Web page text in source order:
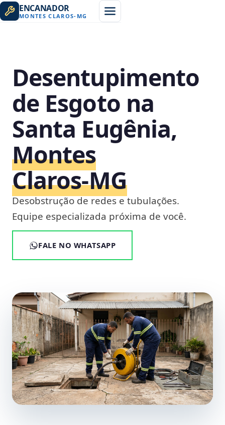
ENCANADOR
MONTES CLAROS- MG
Desentupimento
de Esgoto na
Santa Eugênia,
Montes
Claros‑MG
Desobstrução de redes e tubulações.
Equipe especializada próxima de você.
FALE NO WHATSAPP